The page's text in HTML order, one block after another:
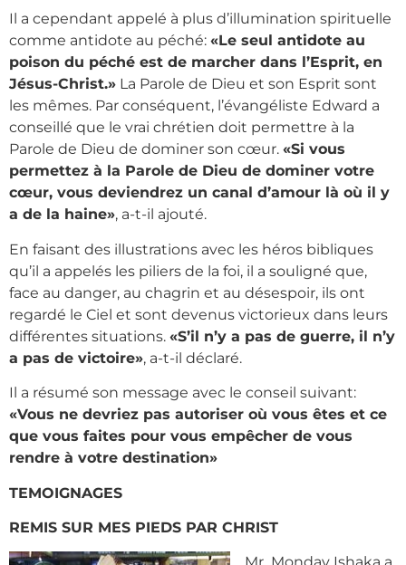
Il a cependant appelé à plus d’illumination spirituelle
comme antidote au péché: «Le seul antidote au
poison du péché est de marcher dans l’Esprit, en
Jésus-Christ.» La Parole de Dieu et son Esprit sont
les mêmes. Par conséquent, l’évangéliste Edward a
conseillé que le vrai chrétien doit permettre à la
Parole de Dieu de dominer son cœur. «Si vous
permettez à la Parole de Dieu de dominer votre
cœur, vous deviendrez un canal d’amour là où il y
a de la haine», a-t-il ajouté.
En faisant des illustrations avec les héros bibliques
qu’il a appelés les piliers de la foi, il a souligné que,
face au danger, au chagrin et au désespoir, ils ont
regardé le Ciel et sont devenus victorieux dans leurs
différentes situations. «S’il n’y a pas de guerre, il n’y
a pas de victoire», a-t-il déclaré.
Il a résumé son message avec le conseil suivant:
«Vous ne devriez pas autoriser où vous êtes et ce
que vous faites pour vous empêcher de vous
rendre à votre destination»
TEMOIGNAGES
REMIS SUR MES PIEDS PAR CHRIST